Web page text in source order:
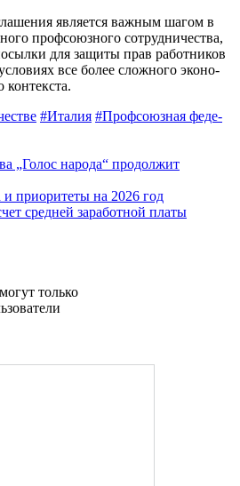
является важным шагом в
профсоюзного сотрудничества,
для защиты прав работников
все более сложного эконо­
контекста.
#Италия #Профсоюзная феде­
„Голос народа“ продолжит
и приоритеты на 2026 год
средней заработной платы
только